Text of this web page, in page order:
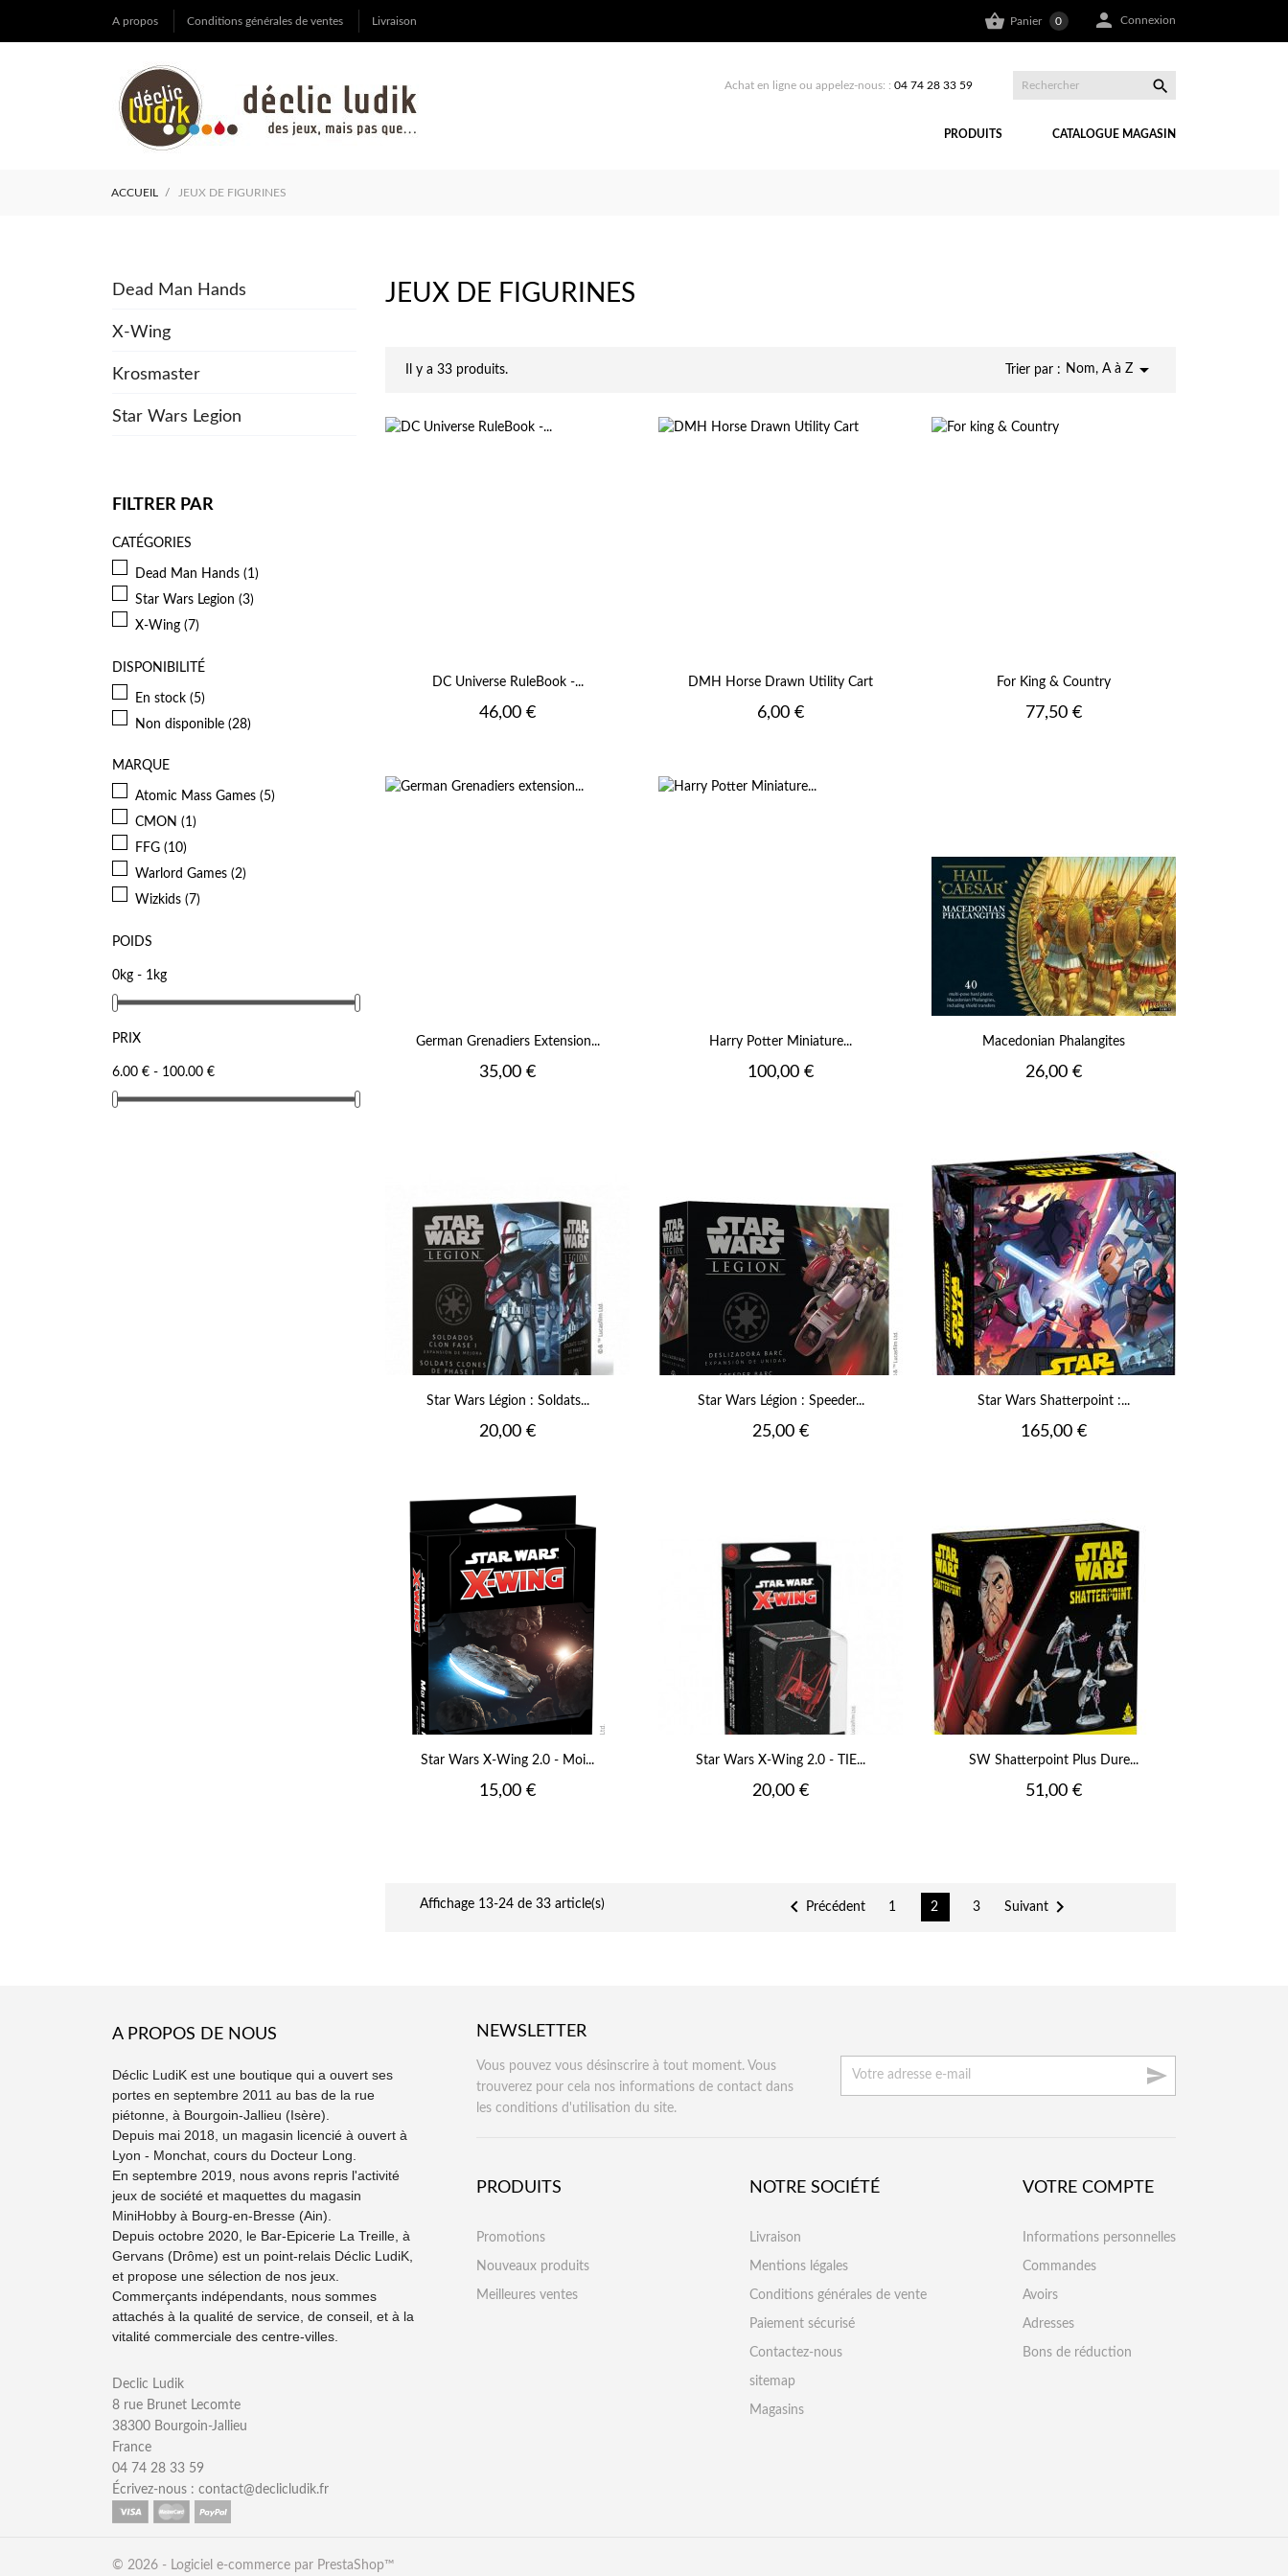
A propos Conditions générales de ventes Livraison  Panier 0  Connexion
Achat en ligne ou appelez-nous: : 04 74 28 33 59 
PRODUITS CATALOGUE MAGASIN
ACCUEIL JEUX DE FIGURINES
Dead Man Hands
X-Wing
Krosmaster
Star Wars Legion
FILTRER PAR
CATÉGORIES
Dead Man Hands (1)
Star Wars Legion (3)
X-Wing (7)
DISPONIBILITÉ
En stock (5)
Non disponible (28)
MARQUE
Atomic Mass Games (5)
CMON (1)
FFG (10)
Warlord Games (2)
Wizkids (7)
POIDS
0kg - 1kg
PRIX
6.00 € - 100.00 €
JEUX DE FIGURINES
Il y a 33 produits. Trier par : Nom, A à Z 
DC Universe RuleBook -...
Prix
46,00 €
DMH Horse Drawn Utility Cart
Prix
6,00 €
For King & Country
Prix
77,50 €
German Grenadiers Extension...
Prix
35,00 €
Harry Potter Miniature...
Prix
100,00 €
Macedonian Phalangites
Prix
26,00 €
Star Wars Légion : Soldats...
Prix
20,00 €
Star Wars Légion : Speeder...
Prix
25,00 €
Star Wars Shatterpoint :...
Prix
165,00 €
Star Wars X-Wing 2.0 - Moi...
Prix
15,00 €
Star Wars X-Wing 2.0 - TIE...
Prix
20,00 €
SW Shatterpoint Plus Dure...
Prix
51,00 €
Affichage 13-24 de 33 article(s)  Précédent 1 2 3 Suivant 
A PROPOS DE NOUS
Déclic LudiK est une boutique qui a ouvert ses
portes en septembre 2011 au bas de la rue
piétonne, à Bourgoin-Jallieu (Isère).
Depuis mai 2018, un magasin licencié à ouvert à
Lyon - Monchat, cours du Docteur Long.
En septembre 2019, nous avons repris l'activité
jeux de société et maquettes du magasin
MiniHobby à Bourg-en-Bresse (Ain).
Depuis octobre 2020, le Bar-Epicerie La Treille, à
Gervans (Drôme) est un point-relais Déclic LudiK,
et propose une sélection de nos jeux.
Commerçants indépendants, nous sommes
attachés à la qualité de service, de conseil, et à la
vitalité commerciale des centre-villes.
Declic Ludik
8 rue Brunet Lecomte
38300 Bourgoin-Jallieu
France
04 74 28 33 59
Écrivez-nous : contact@declicludik.fr
NEWSLETTER
Vous pouvez vous désinscrire à tout moment. Vous
trouverez pour cela nos informations de contact dans
les conditions d'utilisation du site.

PRODUITS
Promotions
Nouveaux produits
Meilleures ventes
NOTRE SOCIÉTÉ
Livraison
Mentions légales
Conditions générales de vente
Paiement sécurisé
Contactez-nous
sitemap
Magasins
VOTRE COMPTE
Informations personnelles
Commandes
Avoirs
Adresses
Bons de réduction
© 2026 - Logiciel e-commerce par PrestaShop™